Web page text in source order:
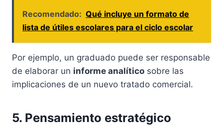
Recomendado: Qué incluye un formato de
lista de útiles escolares para el ciclo escolar
Por ejemplo, un graduado puede ser responsable
de elaborar un informe analítico sobre las
implicaciones de un nuevo tratado comercial.
5. Pensamiento estratégico